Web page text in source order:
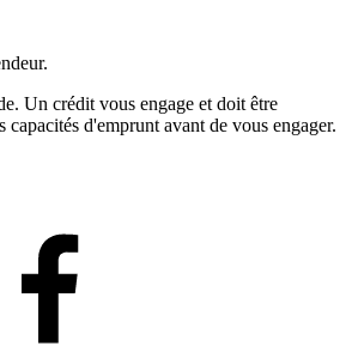
Un crédit vous engage et doit être
d'emprunt avant de vous engager.